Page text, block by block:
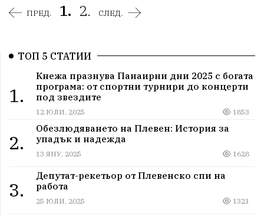
ПРЕД. 1. 2. СЛЕД.
ТОП 5 СТАТИИ
1.
Кнежа празнува Панаирни дни 2025 с богата
програма: от спортни турнири до концерти
под звездите
12 ЮЛИ, 2025 1853
2.
Обезлюдяването на Плевен: История за
упадък и надежда
13 ЯНУ, 2025 1628
3.
Депутат-рекетьор от Плевенско спи на
работа
25 ЮЛИ, 2025 1321